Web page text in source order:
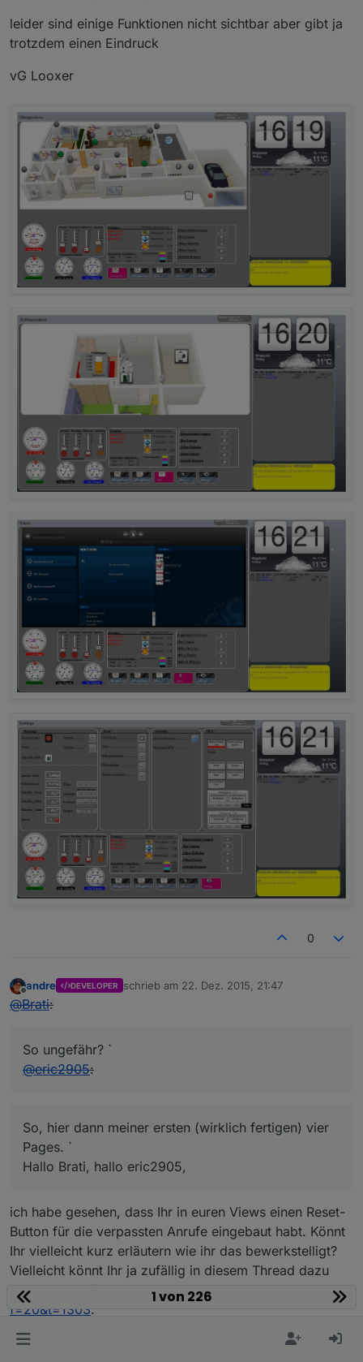
leider sind einige Funktionen nicht sichtbar aber gibt ja
trotzdem einen Eindruck
vG Looxer
0
Offline
andre DEVELOPER schrieb am 22. Dez. 2015, 21:47
zuletzt editiert von
@Brati:
So ungefähr? `
@eric2905:
So, hier dann meiner ersten (wirklich fertigen) vier
Pages. `
Hallo Brati, hallo eric2905,
ich habe gesehen, dass Ihr in euren Views einen Reset-
Button für die verpassten Anrufe eingebaut habt. Könnt
Ihr vielleicht kurz erläutern wie ihr das bewerkstelligt?
Vielleicht könnt Ihr ja zufällig in diesem Thread dazu
helfen:
http://forum.iobroker.net/viewtopic.php?
f=20&t=1303.
Wäre Super, ich versuche mich nämlich auch gerade in
1 von 226